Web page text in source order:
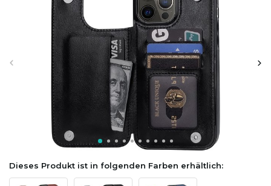
Dieses Produkt ist in folgenden Farben erhältlich: